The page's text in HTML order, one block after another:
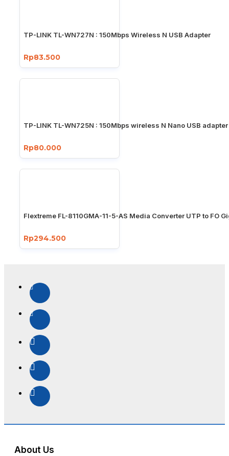
TP-LINK TL-WN727N : 150Mbps Wireless N USB Adapter
Rp83.500
TP-LINK TL-WN725N : 150Mbps wireless N Nano USB adapter
Rp80.000
Flextreme FL-8110GMA-11-5-AS Media Converter UTP to FO
Rp294.500
About Us